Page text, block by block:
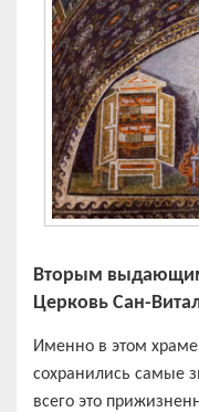
Вторым
Церковь Сан-
Именно в этом
сохранились самые
всего это